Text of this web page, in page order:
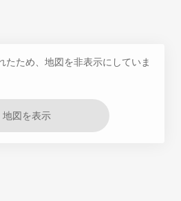
たため、地図を非表示にしていま
地図を表示